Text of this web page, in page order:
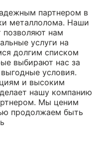
партнером в
металлолома. Наши
позволяют нам
услуги на
долгим списком
выбирают нас за
условия.
и высоким
нашу компанию
Мы ценим
продолжаем быть